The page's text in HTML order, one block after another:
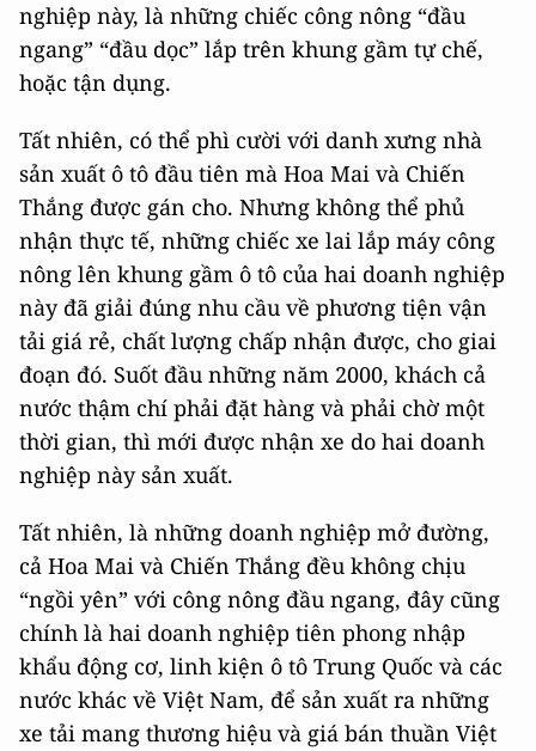
nghiệp này, là những chiếc công nông “đầu
ngang” “đầu dọc” lắp trên khung gầm tự chế,
hoặc tận dụng.
Tất nhiên, có thể phì cười với danh xưng nhà
sản xuất ô tô đầu tiên mà Hoa Mai và Chiến
Thắng được gán cho. Nhưng không thể phủ
nhận thực tế, những chiếc xe lai lắp máy công
nông lên khung gầm ô tô của hai doanh nghiệp
này đã giải đúng nhu cầu về phương tiện vận
tải giá rẻ, chất lượng chấp nhận được, cho giai
đoạn đó. Suốt đầu những năm 2000, khách cả
nước thậm chí phải đặt hàng và phải chờ một
thời gian, thì mới được nhận xe do hai doanh
nghiệp này sản xuất.
Tất nhiên, là những doanh nghiệp mở đường,
cả Hoa Mai và Chiến Thắng đều không chịu
“ngồi yên” với công nông đầu ngang, đây cũng
chính là hai doanh nghiệp tiên phong nhập
khẩu động cơ, linh kiện ô tô Trung Quốc và các
nước khác về Việt Nam, để sản xuất ra những
xe tải mang thương hiệu và giá bán thuần Việt